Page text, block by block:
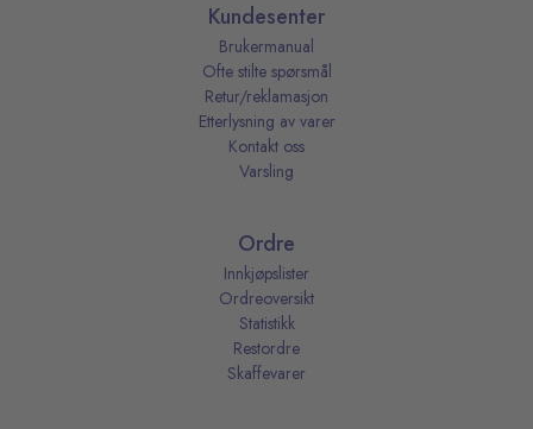
Kundesenter
Brukermanual
Ofte stilte spørsmål
Retur/reklamasjon
Etterlysning av varer
Kontakt oss
Varsling
Ordre
Innkjøpslister
Ordreoversikt
Statistikk
Restordre
Skaffevarer